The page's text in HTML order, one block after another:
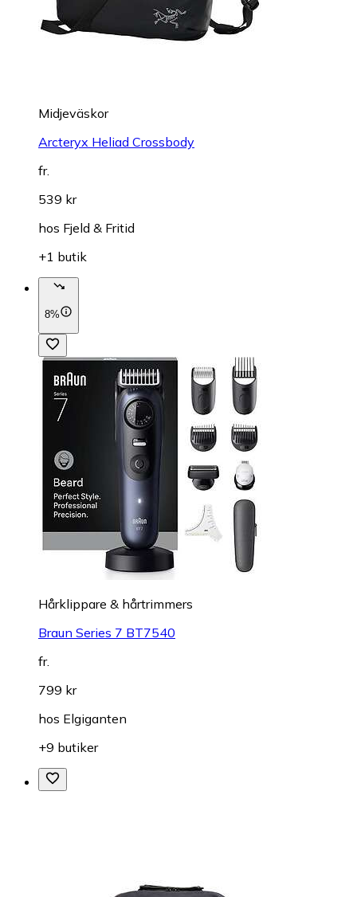
Midjeväskor
Arcteryx Heliad Crossbody
fr.
539 kr
hos Fjeld & Fritid
+1 butik
8%
Hårklippare & hårtrimmers
Braun Series 7 BT7540
fr.
799 kr
hos Elgiganten
+9 butiker